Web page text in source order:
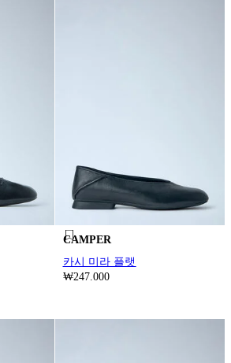
CAMPER
카시 미라 플랫
₩247.000